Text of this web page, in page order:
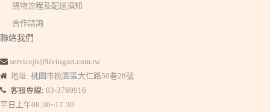
購物流程及配送須知
合作諮詢
聯絡我們
servicejh@livingart.com.tw
地址: 桃園市桃園區大仁路50巷28號
客服專線: 03-3769916
平日上午08:30~17:30